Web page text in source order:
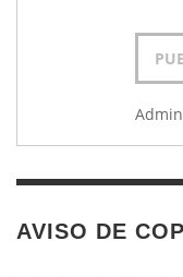
AVISO DE